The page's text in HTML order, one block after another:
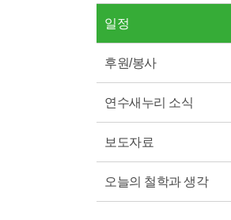
일정
후원/봉사
연수새누리 소식
보도자료
오늘의 철학과 생각